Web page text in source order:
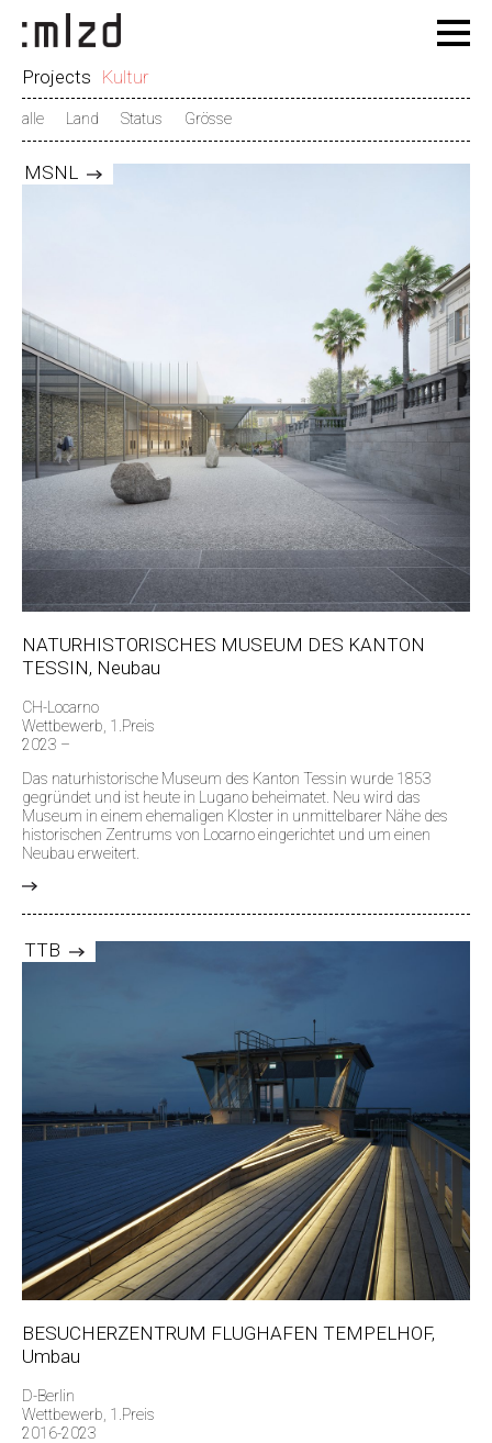
Projects Kultur
alle Land Status Grösse
MSNL
NATURHISTORISCHES MUSEUM DES KANTON
TESSIN, Neubau
CH-Locarno
Wettbewerb, 1.Preis
2023 –
Das naturhistorische Museum des Kanton Tessin wurde 1853
gegründet und ist heute in Lugano beheimatet. Neu wird das
Museum in einem ehemaligen Kloster in unmittelbarer Nähe des
historischen Zentrums von Locarno eingerichtet und um einen
Neubau erweitert.
TTB
BESUCHERZENTRUM FLUGHAFEN TEMPELHOF,
Umbau
D-Berlin
Wettbewerb, 1.Preis
2016-2023